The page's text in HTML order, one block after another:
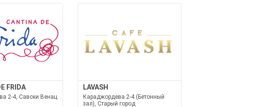
FRIDA
2-4, Савски Венац
LAVASH
Караджордева 2-4 (Бетонный
зал), Старый город